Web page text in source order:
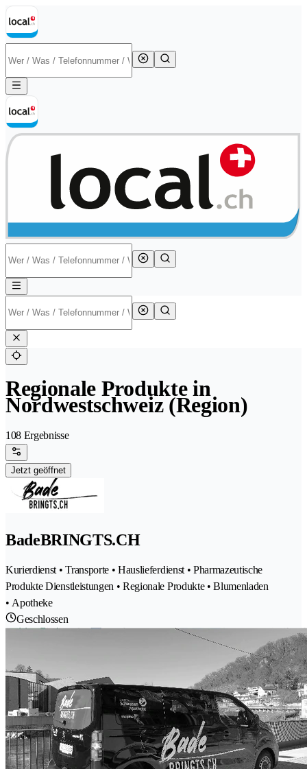
Regionale Produkte in
Nordwestschweiz (Region)
108 Ergebnisse
Jetzt geöffnet
BadeBRINGTS.CH
Kurierdienst • Transporte • Hauslieferdienst • Pharmazeutische
Produkte Dienstleistungen • Regionale Produkte • Blumenladen
• Apotheke
Geschlossen